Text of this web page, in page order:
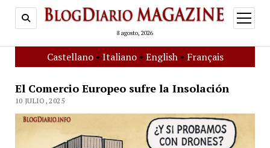
8 agosto, 2026
open
menu
Castellano• Italiano• English• Français
El Comercio Europeo sufre la Insolación
10 JULIO, 2025